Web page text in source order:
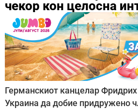
чекор кон целосна
Германскиот канцелар
Украина да добие придружено